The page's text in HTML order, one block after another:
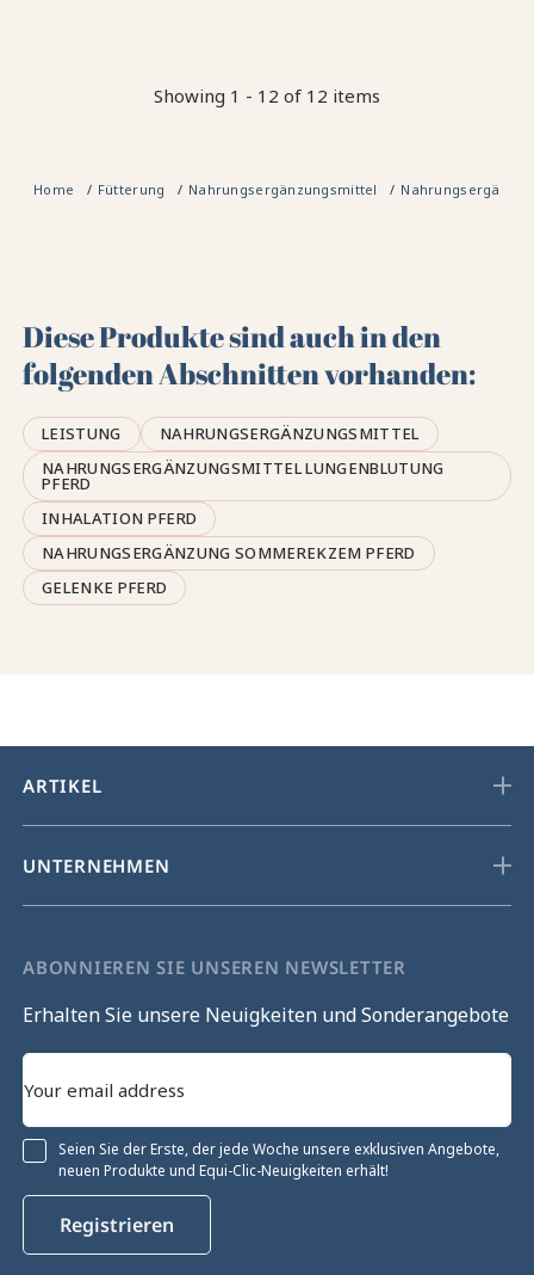
Showing 1 - 12 of 12 items
Home Fütterung Nahrungsergänzungsmittel
Diese Produkte sind auch in den
folgenden Abschnitten vorhanden:
LEISTUNG
NAHRUNGSERGÄNZUNGSMITTEL
NAHRUNGSERGÄNZUNGSMITTEL LUNGENBLUTUNG
PFERD
INHALATION PFERD
NAHRUNGSERGÄNZUNG SOMMEREKZEM PFERD
GELENKE PFERD
ARTIKEL
UNTERNEHMEN
ABONNIEREN SIE UNSEREN NEWSLETTER
Erhalten Sie unsere Neuigkeiten und Sonderangebote
Seien Sie der Erste, der jede Woche unsere exklusiven Angebote,
neuen Produkte und Equi-Clic-Neuigkeiten erhält!
Registrieren